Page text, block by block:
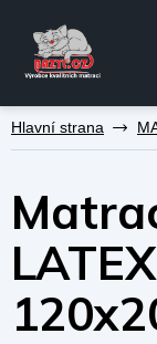
na